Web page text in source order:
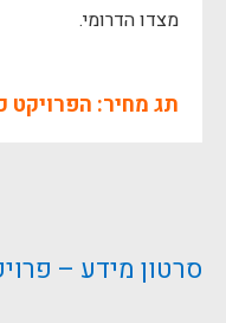
מצדו הדרומי.
תג מחיר: הפרויקט
סרטון מידע –